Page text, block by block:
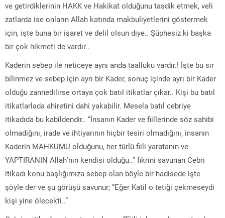
ve getirdiklerinin HAKK ve Hakikat olduğunu tasdik etmek, veli
zatlarda ise onların Allah katında makbuliyetlerini göstermek
için, işte buna bir işaret ve delil olsun diye.. Şüphesiz ki başka
bir çok hikmeti de vardır..
Kaderin sebep ile neticeye aynı anda taalluku vardır.! İşte bu sır
bilinmez ve sebep için ayrı bir Kader, sonuç içinde ayrı bir Kader
olduğu zannedilirse ortaya çok batıl itikatlar çıkar.. Kişi bu batıl
itikatlarlada ahiretini dahi yakabilir. Mesela batıl cebriye
itikadıda bu kabildendir.. “İnsanın Kader ve fiillerinde söz sahibi
olmadiğını, irade ve ihtiyarının hiçbir tesiri olmadığını, insanın
Kaderin MAHKUMU olduğunu, her türlü fiili yaratanın ve
YAPTIRANIN Allah’nın kendisi olduğu..” fikrini savunan Cebri
itikadı konu başlığımıza sebep olan böyle bir hadisede işte
şöyle der ve şu görüşü savunur; “Eğer Katil o tetiği çekmeseydi
kişi yine ölecekti..”